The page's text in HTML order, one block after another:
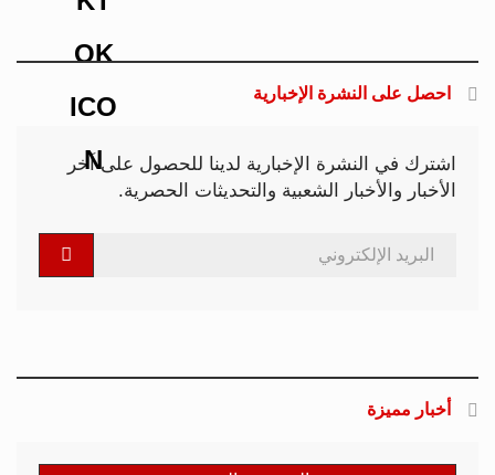
احصل على النشرة الإخبارية
اشترك في النشرة الإخبارية لدينا للحصول على آخر
الأخبار والأخبار الشعبية والتحديثات الحصرية.
أخبار مميزة